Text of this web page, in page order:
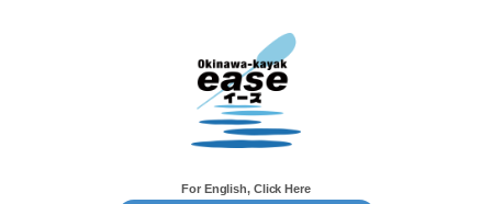
For English, Click Here